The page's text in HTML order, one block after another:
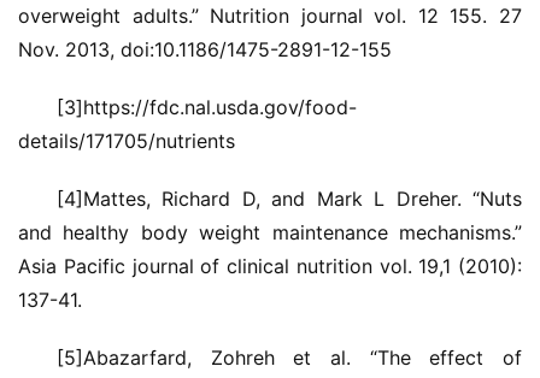
overweight adults.” Nutrition journal vol. 12 155. 27
Nov. 2013, doi:10.1186/1475-2891-12-155
[3]https://fdc.nal.usda.gov/food-
details/171705/nutrients
[4]Mattes, Richard D, and Mark L Dreher. “Nuts
and healthy body weight maintenance mechanisms.”
Asia Pacific journal of clinical nutrition vol. 19,1 (2010):
137-41.
[5]Abazarfard, Zohreh et al. “The effect of